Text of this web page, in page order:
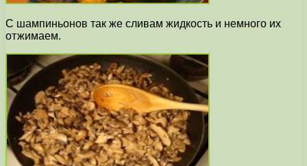
С шампиньонов так же сливам жидкость и немного их
отжимаем.